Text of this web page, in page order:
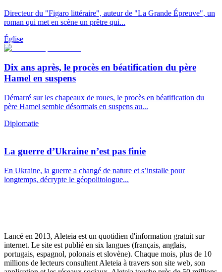
Directeur du "Figaro littéraire", auteur de "La Grande Épreuve", un
roman qui met en scène un prêtre qui...
Église
Dix ans après, le procès en béatification du père
Hamel en suspens
Démarré sur les chapeaux de roues, le procès en béatification du
père Hamel semble désormais en suspens au...
Diplomatie
La guerre d’Ukraine n’est pas finie
En Ukraine, la guerre a changé de nature et s’installe pour
longtemps, décrypte le géopolitologue...
Lancé en 2013, Aleteia est un quotidien d'information gratuit sur
internet. Le site est publié en six langues (français, anglais,
portugais, espagnol, polonais et slovène). Chaque mois, plus de 10
millions de lecteurs consultent Aleteia à travers son site web, son